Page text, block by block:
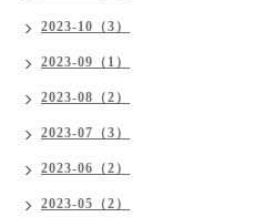
2023-10（3）
2023-09（1）
2023-08（2）
2023-07（3）
2023-06（2）
2023-05（2）